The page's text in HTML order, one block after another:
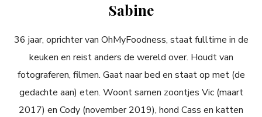
Sabine
36 jaar, oprichter van OhMyFoodness, staat fulltime in de
keuken en reist anders de wereld over. Houdt van
fotograferen, filmen. Gaat naar bed en staat op met (de
gedachte aan) eten. Woont samen zoontjes Vic (maart
2017) en Cody (november 2019), hond Cass en katten